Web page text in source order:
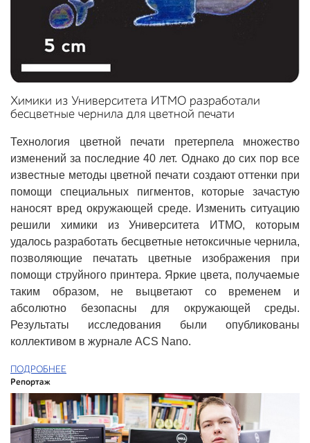
Химики из Университета ИТМО разработали
бесцветные чернила для цветной печати
Технология цветной печати претерпела множество
изменений за последние 40 лет. Однако до сих пор все
известные методы цветной печати создают оттенки при
помощи специальных пигментов, которые зачастую
наносят вред окружающей среде. Изменить ситуацию
решили химики из Университета ИТМО, которым
удалось разработать бесцветные нетоксичные чернила,
позволяющие печатать цветные изображения при
помощи струйного принтера. Яркие цвета, получаемые
таким образом, не выцветают со временем и
абсолютно безопасны для окружающей среды.
Результаты исследования были опубликованы
коллективом в журнале ACS Nano.
ПОДРОБНЕЕ
Репортаж